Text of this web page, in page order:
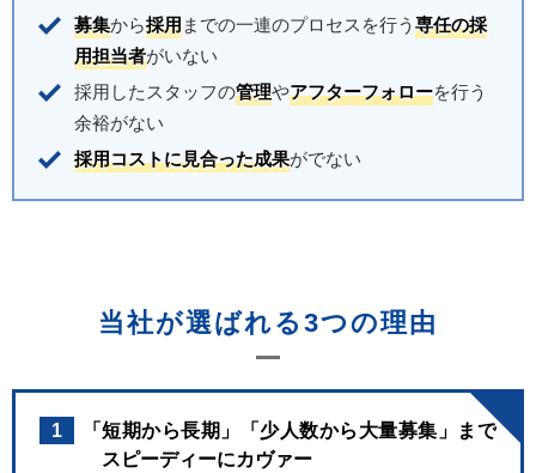
募集から採用までの一連のプロセスを行う 専任の採
用担当者がいない
採用したスタッフの管理やアフターフォローを行う
余裕がない
採用コストに見合った成果がでない
当社が選ばれる3つの理由
1
「短期から長期」「少人数から大量募集」まで
スピーディーにカヴァー